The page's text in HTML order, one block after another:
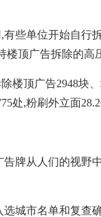
单位开始自行
顶广告拆除的高
顶广告2948块、
处,粉刷外立面
从人们的视野
城市名单和复查